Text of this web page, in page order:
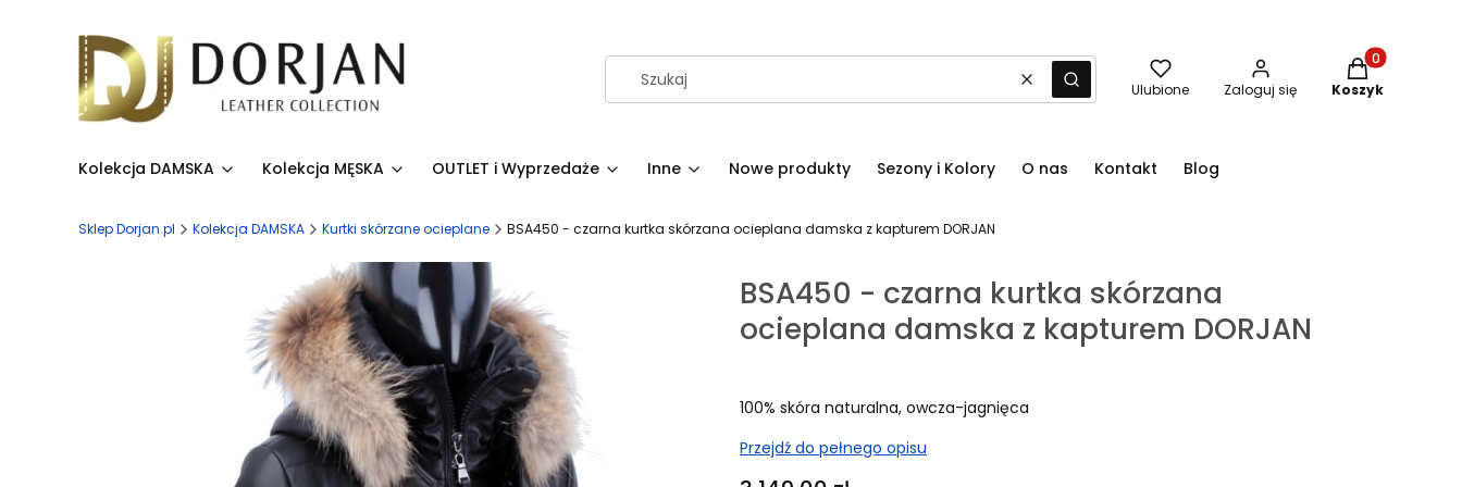
WyczyśćSzukaj Ulubione Zaloguj się
Produkty w
Koszyk
Kolekcja DAMSKA Kolekcja MĘSKA OUTLET i Wyprzedaże Inne Nowe produkty Sezony i Kolory O nas Kontakt Blog
Sklep Dorjan.pl Kolekcja DAMSKA Kurtki skórzane ocieplane BSA450 - czarna kurtka skórzana ocieplana damska z kapturem DORJAN
BSA450 - czarna kurtka skórzana
ocieplana damska z kapturem DORJAN
100% skóra naturalna, owcza-jagnięca
Przejdź do pełnego opisu